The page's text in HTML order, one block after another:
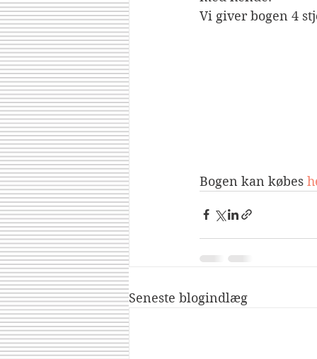
Vi giver bogen 4
Bogen kan købes
Seneste blogindlæg